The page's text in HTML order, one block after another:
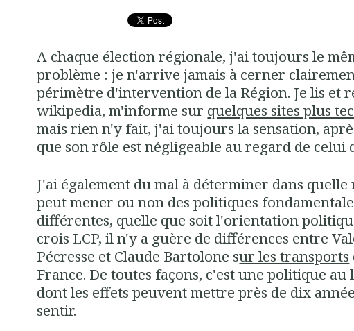
A chaque élection régionale, j'ai toujours le
problème : je n'arrive jamais à cerner
périmètre d'intervention de la Région. Je lis et
wikipedia, m'informe sur quelques sites plus
mais rien n'y fait, j'ai toujours la sensation,
que son rôle est négligeable au regard de celui
J'ai également du mal à déterminer dans quelle
peut mener ou non des politiques
différentes, quelle que soit l'orientation
crois LCP, il n'y a guère de différences entre
Pécresse et Claude Bartolone sur les transports
France. De toutes façons, c'est une politique au
dont les effets peuvent mettre près de dix
sentir.